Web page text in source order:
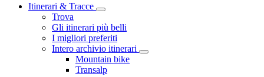
Itinerari & Tracce
Trova
Gli itinerari più belli
I migliori preferiti
Intero archivio itinerari
Mountain bike
Transalp